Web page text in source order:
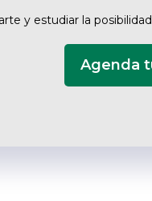
y estudiar la
Agenda